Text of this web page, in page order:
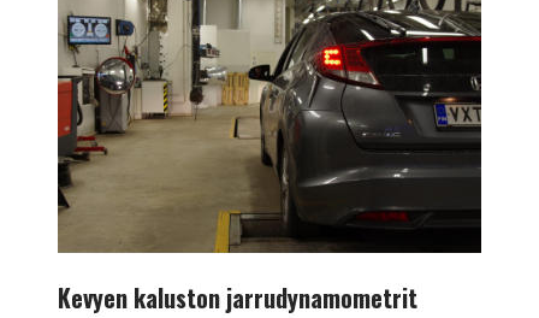
kaluston
jarrudynamometrit
Kevyen kaluston jarrudynamometrit